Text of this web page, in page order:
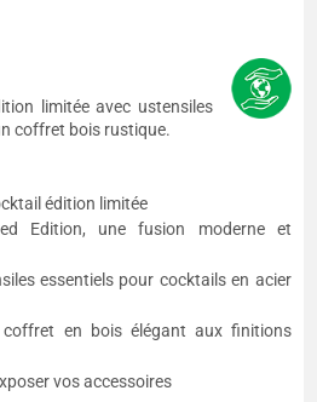
limitée avec ustensiles
coffret bois rustique.
édition limitée
Edition, une fusion moderne et
essentiels pour cocktails en acier
en bois élégant aux finitions
vos accessoires